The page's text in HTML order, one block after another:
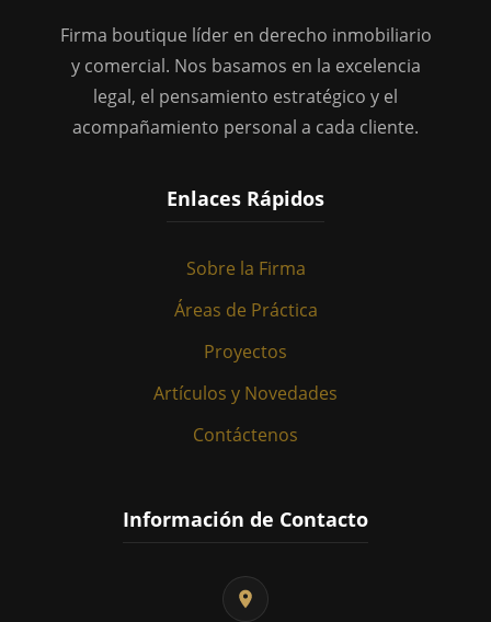
Firma boutique líder en derecho inmobiliario
y comercial. Nos basamos en la excelencia
legal, el pensamiento estratégico y el
acompañamiento personal a cada cliente.
Enlaces Rápidos
Sobre la Firma
Áreas de Práctica
Proyectos
Artículos y Novedades
Contáctenos
Información de Contacto